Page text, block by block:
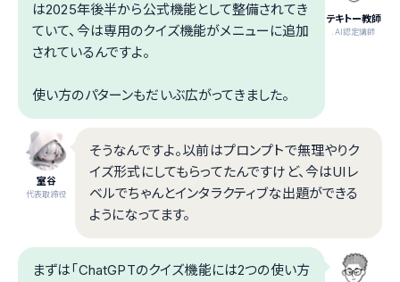
テキトー教師
.AI認定講師
は2025年後半から公式機能として整備されてき
ていて、今は専用のクイズ機能がメニューに追加
されているんですよ。
使い方のパターンもだいぶ広がってきました。
室谷
代表取締役
そうなんですよ。以前はプロンプトで無理やりク
イズ形式にしてもらってたんですけど、今はUIレ
ベルでちゃんとインタラクティブな出題ができる
ようになってます。
まずは「ChatGPTのクイズ機能には2つの使い方